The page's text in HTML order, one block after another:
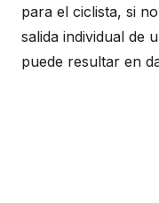
para el ciclista, si
salida individual de
puede resultar en